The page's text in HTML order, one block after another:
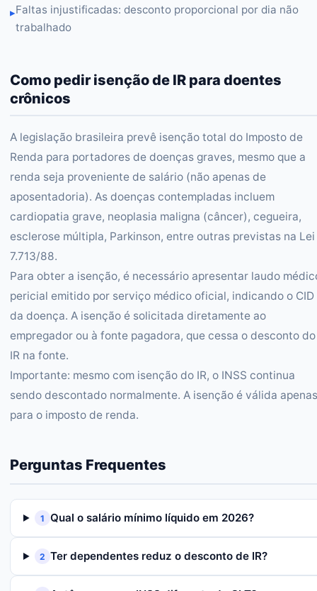
▸Faltas injustificadas: desconto proporcional por dia não
trabalhado
Como pedir isenção de IR para doentes
crônicos
A legislação brasileira prevê isenção total do Imposto de
Renda para portadores de doenças graves, mesmo que a
renda seja proveniente de salário (não apenas de
aposentadoria). As doenças contempladas incluem
cardiopatia grave, neoplasia maligna (câncer), cegueira,
esclerose múltipla, Parkinson, entre outras previstas na Lei
7.713/88.
Para obter a isenção, é necessário apresentar laudo
pericial emitido por serviço médico oficial, indicando o CID
da doença. A isenção é solicitada diretamente ao
empregador ou à fonte pagadora, que cessa o desconto do
IR na fonte.
Importante: mesmo com isenção do IR, o INSS continua
sendo descontado normalmente. A isenção é válida apenas
para o imposto de renda.
Perguntas Frequentes
1 Qual o salário mínimo líquido em 2026?
2 Ter dependentes reduz o desconto de IR?